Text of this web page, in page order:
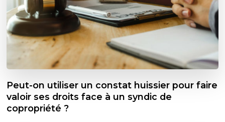
Peut-on utiliser un constat huissier pour faire
valoir ses droits face à un syndic de
copropriété ?